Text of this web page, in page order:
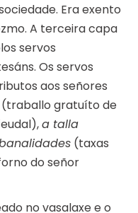
Era exento
A terceira capa
servos
Os servos
aos señores
(traballo gratuíto de
a talla
(taxas
do señor
no vasalaxe e o